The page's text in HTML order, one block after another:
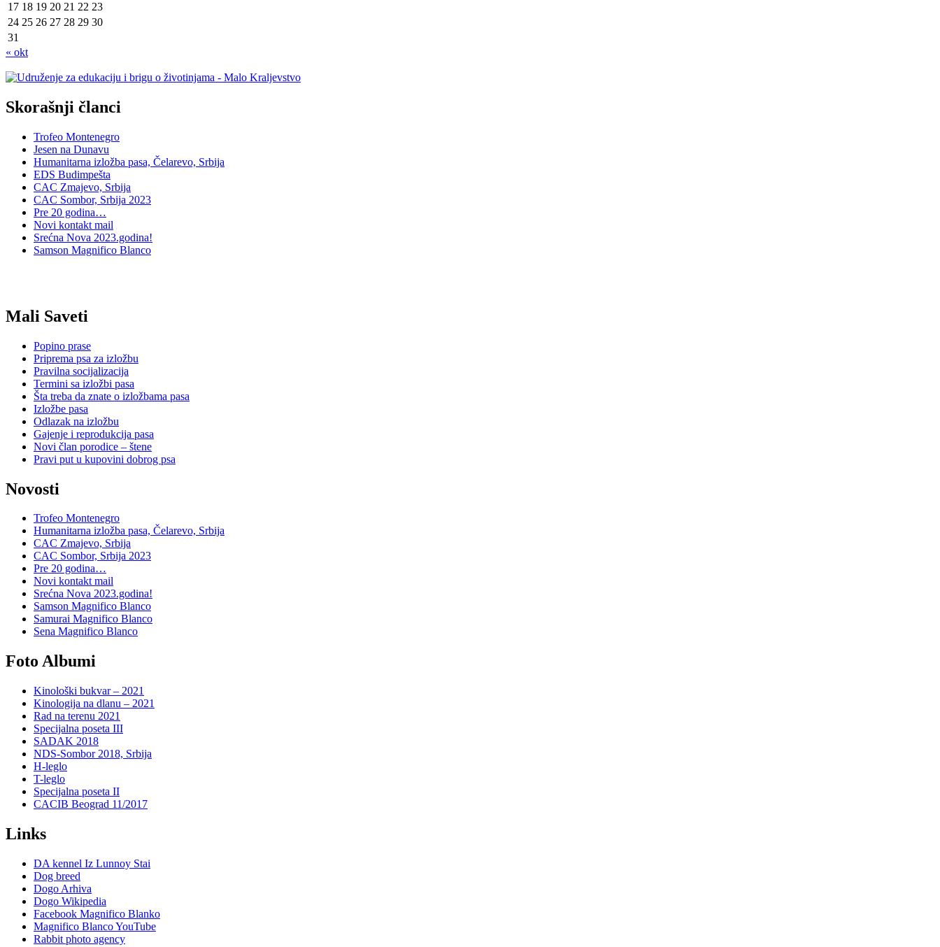
17 18 19 20 21 22 23
24 25 26 27 28 29 30
31
« okt
Skorašnji članci
Trofeo Montenegro
Jesen na Dunavu
Humanitarna izložba pasa, Čelarevo, Srbija
EDS Budimpešta
CAC Zmajevo, Srbija
CAC Sombor, Srbija 2023
Pre 20 godina…
Novi kontakt mail
Srećna Nova 2023.godina!
Samson Magnifico Blanco
Mali Saveti
Popino prase
Priprema psa za izložbu
Pravilna socijalizacija
Termini sa izložbi pasa
Šta treba da znate o izložbama pasa
Izložbe pasa
Odlazak na izložbu
Gajenje i reprodukcija pasa
Novi član porodice – štene
Pravi put u kupovini dobrog psa
Novosti
Trofeo Montenegro
Humanitarna izložba pasa, Čelarevo, Srbija
CAC Zmajevo, Srbija
CAC Sombor, Srbija 2023
Pre 20 godina…
Novi kontakt mail
Srećna Nova 2023.godina!
Samson Magnifico Blanco
Samurai Magnifico Blanco
Sena Magnifico Blanco
Foto Albumi
Kinološki bukvar – 2021
Kinologija na dlanu – 2021
Rad na terenu 2021
Specijalna poseta III
SADAK 2018
NDS-Sombor 2018, Srbija
H-leglo
T-leglo
Specijalna poseta II
CACIB Beograd 11/2017
Links
DA kennel Iz Lunnoy Stai
Dog breed
Dogo Arhiva
Dogo Wikipedia
Facebook Magnifico Blanko
Magnifico Blanco YouTube
Rabbit photo agency